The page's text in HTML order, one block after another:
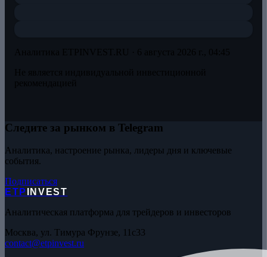
Следите за рынком в Telegram
Аналитика, настроение рынка, лидеры дня и ключевые
события.
Подписаться
ETP
INVEST
Аналитическая платформа для трейдеров и инвесторов
Москва, ул. Тимура Фрунзе, 11с33
contact@etpinvest.ru